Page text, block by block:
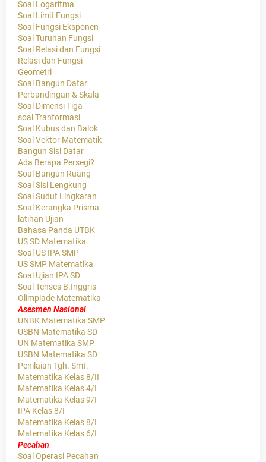
Soal Logaritma
Soal Limit Fungsi
Soal Fungsi Eksponen
Soal Turunan Fungsi
Soal Relasi dan Fungsi
Relasi dan Fungsi
Geometri
Soal Bangun Datar
Perbandingan & Skala
Soal Dimensi Tiga
soal Tranformasi
Soal Kubus dan Balok
Soal Vektor Matematik
Bangun Sisi Datar
Ada Berapa Persegi?
Soal Bangun Ruang
Soal Sisi Lengkung
Soal Sudut Lingkaran
Soal Kerangka Prisma
latihan Ujian
Bahasa Panda UTBK
US SD Matematika
Soal US IPA SMP
US SMP Matematika
Soal Ujian IPA SD
Soal Tenses B.Inggris
Olimpiade Matematika
Asesmen Nasional
UNBK Matematika SMP
USBN Matematika SD
UN Matematika SMP
USBN Matematika SD
Penilaian Tgh. Smt.
Matematika Kelas 8/II
Matematika Kelas 4/I
Matematika Kelas 9/I
IPA Kelas 8/I
Matematika Kelas 8/I
Matematika Kelas 6/I
Pecahan
Soal Operasi Pecahan